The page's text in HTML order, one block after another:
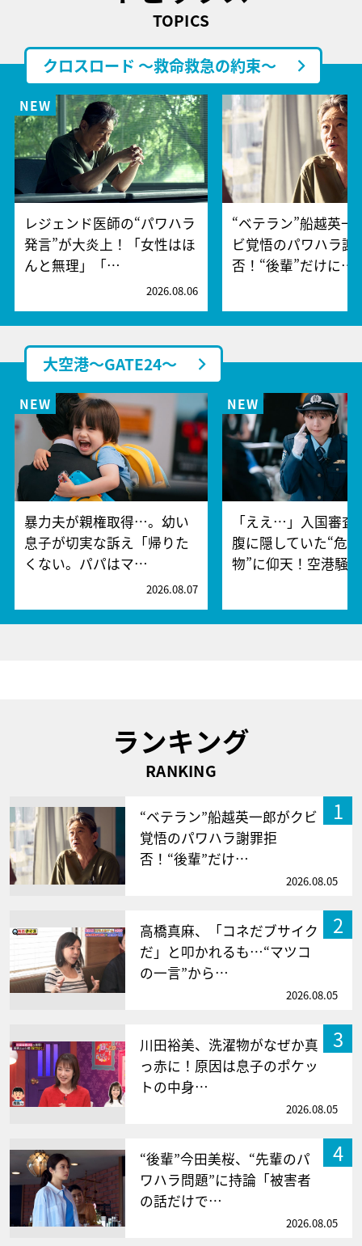
TOPICS
クロスロード ～救命救急の約束～
レジェンド医師の“パワハラ
発言”が大炎上！「女性はほ
んと無理」「…
2026.08.06
“ベテラン”船越英一
ビ覚悟のパワハラ謝
否！“後輩”だけに…
大空港～GATE24～
暴力夫が親権取得…。幼い
息子が切実な訴え「帰りた
くない。パパはマ…
2026.08.07
「ええ…」入国審査
腹に隠していた“危
物”に仰天！空港騒
ランキング
RANKING
1
“ベテラン”船越英一郎がクビ
覚悟のパワハラ謝罪拒
否！“後輩”だけ…
2026.08.05
2
高橋真麻、「コネだブサイク
だ」と叩かれるも…“マツコ
の一言”から…
2026.08.05
3
川田裕美、洗濯物がなぜか真
っ赤に！原因は息子のポケッ
トの中身…
2026.08.05
4
“後輩”今田美桜、“先輩のパ
ワハラ問題”に持論「被害者
の話だけで…
2026.08.05